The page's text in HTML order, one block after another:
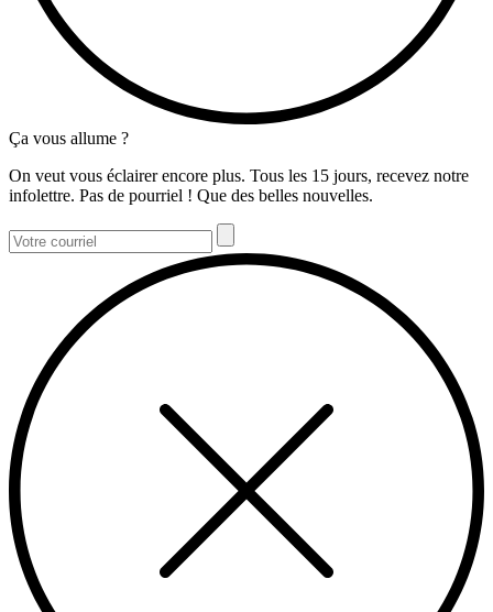
Ça vous allume ?
On veut vous éclairer encore plus. Tous les 15 jours, recevez notre
infolettre. Pas de pourriel ! Que des belles nouvelles.